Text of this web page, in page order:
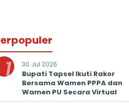
1 30 Jul 2026
Bupati Tapsel Ikuti Rakor
Bersama Wamen PPPA dan
Wamen PU Secara Virtual